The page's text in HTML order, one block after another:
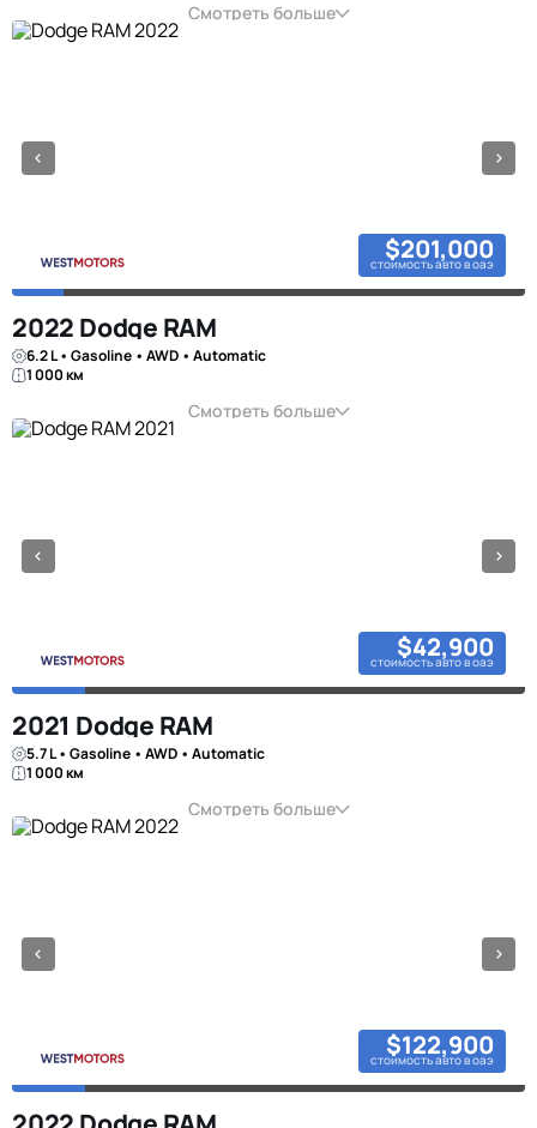
Смотреть больше
$201,000
стоимость авто в оаэ
2022 Dodge RAM
6.2 L • Gasoline • AWD • Automatic
1 000 км
Смотреть больше
$42,900
стоимость авто в оаэ
2021 Dodge RAM
5.7 L • Gasoline • AWD • Automatic
1 000 км
Смотреть больше
$122,900
стоимость авто в оаэ